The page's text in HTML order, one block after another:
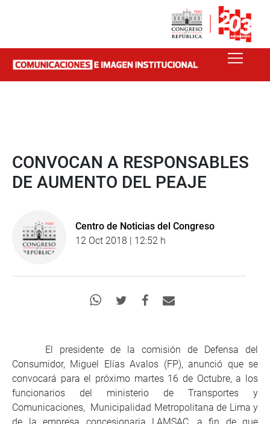
CONVOCAN A RESPONSABLES
DE AUMENTO DEL PEAJE
Centro de Noticias del Congreso
12 Oct 2018 | 12:52 h
El presidente de la comisión de Defensa del
Consumidor, Miguel Elías Avalos (FP), anunció que se
convocará para el próximo martes 16 de Octubre, a los
funcionarios del ministerio de Transportes y
Comunicaciones, Municipalidad Metropolitana de Lima y